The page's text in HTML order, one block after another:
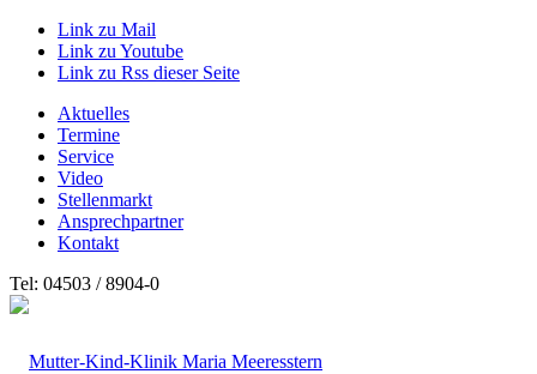
Link zu Mail
Link zu Youtube
Link zu Rss dieser Seite
Aktuelles
Termine
Service
Video
Stellenmarkt
Ansprechpartner
Kontakt
Tel: 04503 / 8904-0